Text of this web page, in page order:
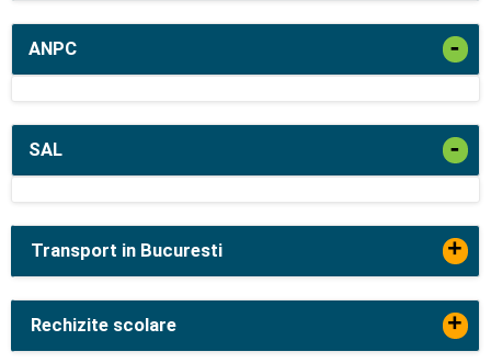
ANPC -
SAL -
Transport in Bucuresti +
Rechizite scolare +